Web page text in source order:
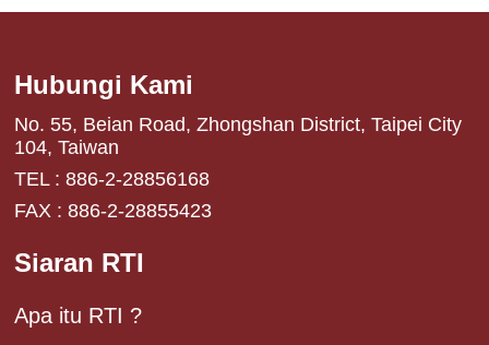
Hubungi Kami
No. 55, Beian Road, Zhongshan District, Taipei City
104, Taiwan
TEL : 886-2-28856168
FAX : 886-2-28855423
Siaran RTI
Apa itu RTI ?